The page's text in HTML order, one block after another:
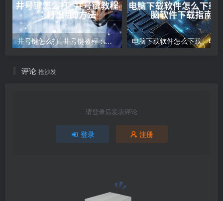
井号键怎么打_井号键教程：打出#的方法
评论 抢沙发
请登录后发表评论
登录 注册